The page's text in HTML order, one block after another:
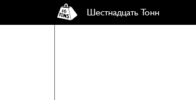
Шестнадцать Тонн